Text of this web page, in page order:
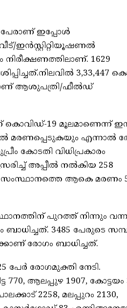
പേരാണ് ഇപ്പോള്‍
ഇന്‍സ്റ്റിറ്റിയൂഷണല്‍
നിരീക്ഷണത്തിലാണ്. 1629
3,33,447
ആശുപത്രി/ഫീല്‍ഡ്
കൊവിഡ്-19 മൂലമാണെന്ന്
മരണപ്പെടുകയും എന്നാല്‍
കോടതി വിധിപ്രകാരം
അപ്പീല്‍ നല്‍കിയ 258
സംസ്ഥാനത്തെ ആകെ മരണം
പുറത്ത് നിന്നും
3485 പേരുടെ
രോഗം ബാധിച്ചത്.
പേര്‍ രോഗമുക്തി നേടി.
770, ആലപ്പുഴ 1907, കോട്ടയം
2258, മലപ്പുറം 2130,